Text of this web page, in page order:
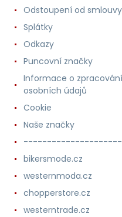
Odstoupení od smlouvy
Splátky
Odkazy
Puncovní značky
Informace o zpracování
osobních údajů
Cookie
Naše značky
bikersmode.cz
westernmoda.cz
chopperstore.cz
westerntrade.cz